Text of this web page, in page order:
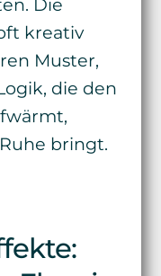
Die
kreativ
Muster,
die den
bringt.